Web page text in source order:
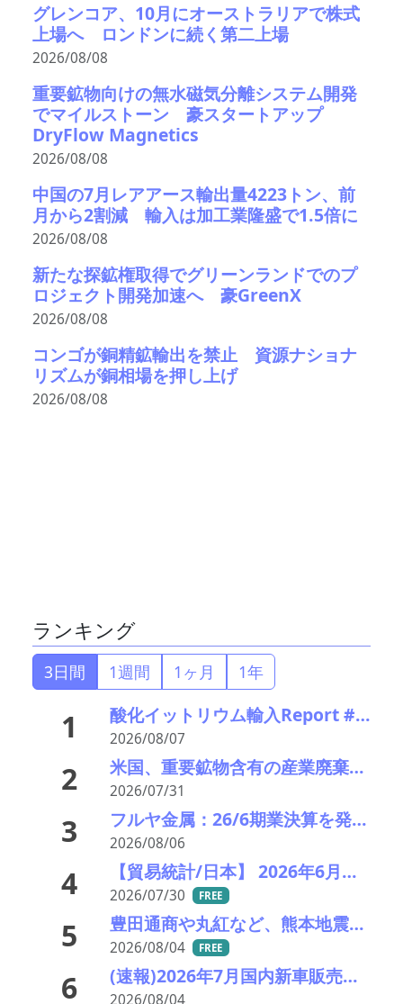
グレンコア、10月にオーストラリアで株式
上場へ ロンドンに続く第二上場
2026/08/08
重要鉱物向けの無水磁気分離システム開発
でマイルストーン 豪スタートアップ
DryFlow Magnetics
2026/08/08
中国の7月レアアース輸出量4223トン、前
月から2割減 輸入は加工業隆盛で1.5倍に
2026/08/08
新たな探鉱権取得でグリーンランドでのプ
ロジェクト開発加速へ 豪GreenX
2026/08/08
コンゴが銅精鉱輸出を禁止 資源ナショナ
リズムが銅相場を押し上げ
2026/08/08
ランキング
3日間 1週間 1ヶ月 1年
1 酸化イットリウム輸入Report #52 2026年前半中国から輸入量激減 でも依然中国頼り
2026/08/07
2 米国、重要鉱物含有の産業廃棄物の輸出を制限へ トランプ氏が署名、国家防衛で物資確保
2026/07/31
3 フルヤ金属：26/6期業決算を発表。中計進捗状況
2026/08/06
4 【貿易統計/日本】 2026年6月一覧表
2026/07/30 FREE
5 豊田通商や丸紅など、熊本地震被害に支援・義援金
2026/08/04 FREE
6 (速報)2026年7月国内新車販売 41万7千台 前年同月比7%増加 4か月連続プラス
2026/08/04